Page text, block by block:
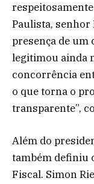
Paulista, senhor
presença de um
legitimou ainda
concorrência
o que torna o
transparente”,
Além do
também definiu
Fiscal. Simon